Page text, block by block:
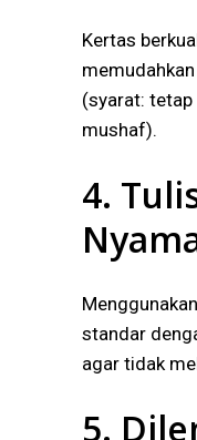
Kertas
(syarat:
mushaf).
4.
standar
agar tidak
5.